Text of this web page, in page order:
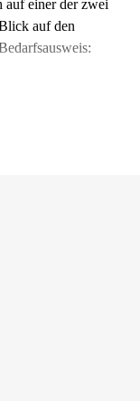
auf einer der zwei
auf den